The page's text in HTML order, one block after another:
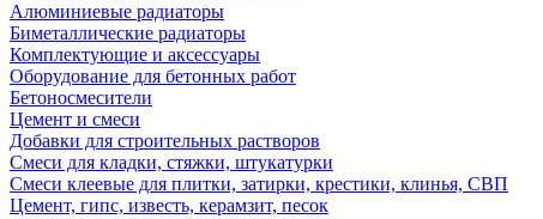
Алюминиевые радиаторы
Биметаллические радиаторы
Комплектующие и аксессуары
Оборудование для бетонных работ
Бетоносмесители
Цемент и смеси
Добавки для строительных растворов
Смеси для кладки, стяжки, штукатурки
Смеси клеевые для плитки, затирки, крестики, клинья, СВП
Цемент, гипс, известь, керамзит, песок